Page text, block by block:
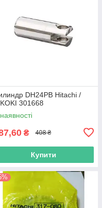
DH24PB Hitachi /
301668
₴ 408 ₴
Купити